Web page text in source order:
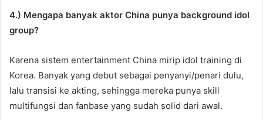
4.) Mengapa banyak aktor China punya background idol
group?
Karena sistem entertainment China mirip idol training di
Korea. Banyak yang debut sebagai penyanyi/penari dulu,
lalu transisi ke akting, sehingga mereka punya skill
multifungsi dan fanbase yang sudah solid dari awal.